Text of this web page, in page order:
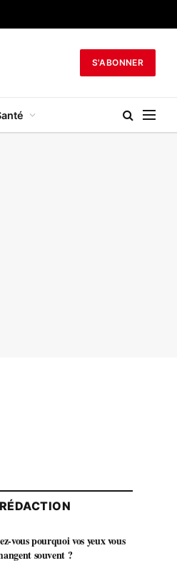
S'ABONNER
vous pourquoi vos yeux vous
souvent ?